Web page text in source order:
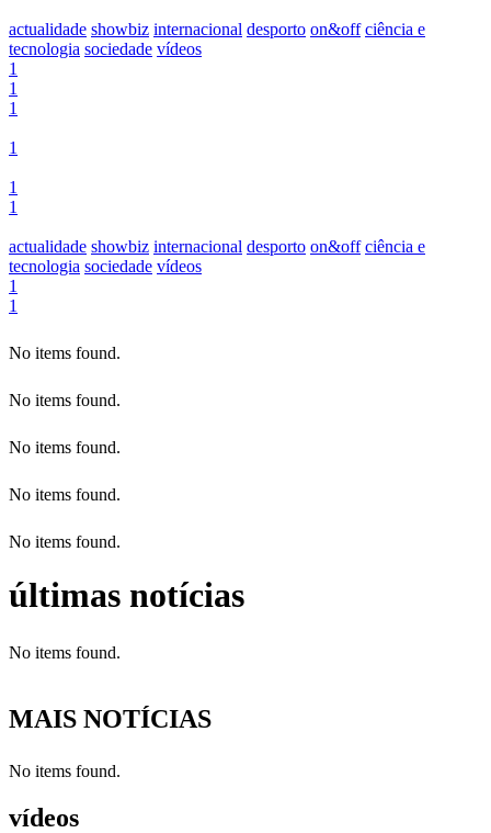
actualidade showbiz internacional desporto on&off ciência e
tecnologia sociedade vídeos
1
1
1
1
1
1
actualidade showbiz internacional desporto on&off ciência e
tecnologia sociedade vídeos
1
1
No items found.
No items found.
No items found.
No items found.
No items found.
últimas notícias
No items found.
MAIS NOTÍCIAS
No items found.
vídeos